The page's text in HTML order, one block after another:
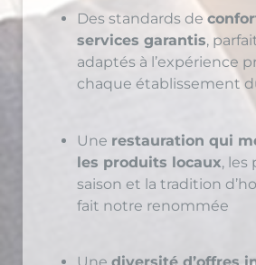
services garantis,
adaptés à l’expérience
chaque établissement
restauration qui
les produits locaux, les
saison et la tradition
fait notre renommée
diversité d’offres
urbaine ou rurale,